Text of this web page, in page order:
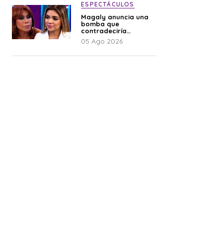
ESPECTÁCULOS
Magaly anuncia una
bomba que
contradeciría
comunicado de La
Bella Luz: “Hay un
05 Ago 2026